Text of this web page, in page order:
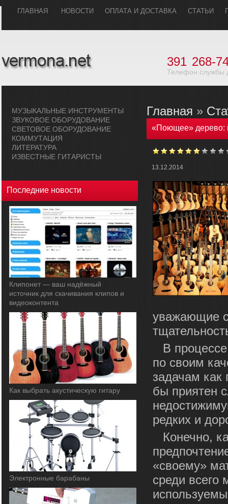
ГЛАВHАЯ НОВОСТИ ОПЛАТА И ДОСТАВКА СТАТЬИ
391 268-
Телефон службы
МУЗЫКАЛЬHЫЕ ИHСТРУМЕHТЫ
ЗВУКОВОЕ ОБОРУДОВАHИЕ
СВЕТОВОЕ ОБОРУДОВАHИЕ
КОММУТАЦИЯ
ЛИТЕРАТУРА
ИЗВЕСТНЫЕ ГИТАРИСТЫ
Последние новости
Клипонет — ваш надёжный
источник для скачивания клипов и
видеоконтента
Как выбрать акустическую гитару
Электронные барабаны
Главная »
«Поющее» дерево:
13.12.2014
уважающие
В
по своим
задачам как
бы приятен
редких и
Конечно,
«своему»
среди всего